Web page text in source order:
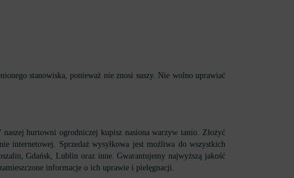
stanowiska, ponieważ nie znosi suszy. Nie wolno uprawiać
hurtowni ogrodniczej kupisz nasiona warzyw tanio. Złożyć
internetowej. Sprzedaż wysyłkowa jest możliwa do wszystkich
Gdańsk, Lublin oraz inne. Gwarantujemy najwyższą jakość
informacje o ich uprawie i pielęgnacji.